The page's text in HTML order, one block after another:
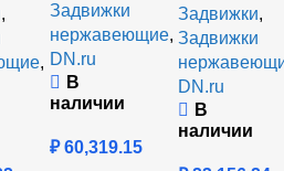
,
,
Задвижки
нержавеющие,
DN.ru
В
наличии
₽60,319.15
Задвижки,
Задвижки
DN.ru
В
наличии